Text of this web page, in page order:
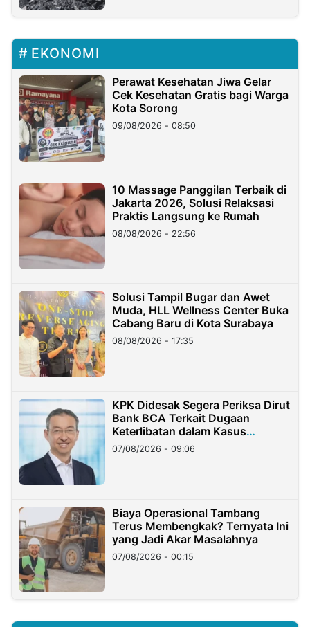
EKONOMI
Perawat Kesehatan Jiwa Gelar
Cek Kesehatan Gratis bagi Warga
Kota Sorong
09/08/2026 - 08:50
10 Massage Panggilan Terbaik di
Jakarta 2026, Solusi Relaksasi
Praktis Langsung ke Rumah
08/08/2026 - 22:56
Solusi Tampil Bugar dan Awet
Muda, HLL Wellness Center Buka
Cabang Baru di Kota Surabaya
08/08/2026 - 17:35
KPK Didesak Segera Periksa Dirut
Bank BCA Terkait Dugaan
Keterlibatan dalam Kasus
Hilangnya Dana Nasabah Rp2,58
Miliar
07/08/2026 - 09:06
Biaya Operasional Tambang
Terus Membengkak? Ternyata Ini
yang Jadi Akar Masalahnya
07/08/2026 - 00:15